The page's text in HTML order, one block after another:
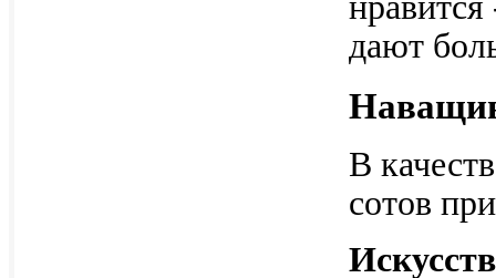
дают
В
сотов